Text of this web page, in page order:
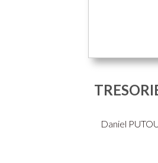
Daniel